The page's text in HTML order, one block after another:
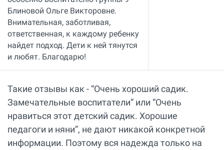
Блиновой Ольге Викторовне.
Внимательная, заботливая,
ответственная, к каждому ребенку
найдет подход. Дети к ней тянутся
и любят. Благодарю!
Такие отзывы как - “Очень хороший садик.
Замечательные воспитатели” или “Очень
нравиться этот детский садик. Хорошие
педагоги и няни”, не дают никакой конкретной
информации. Поэтому вся надежда только на